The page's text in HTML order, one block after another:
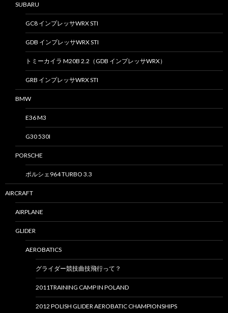
SUBARU
GC8 インプレッサWRX STI
GDB インプレッサWRX STI
トミーカイラ M20B 2.2（GDB インプレッサWRX）
GRB インプレッサWRX STI
BMW
E36 M3
G30 530I
PORSCHE
ポルシェ964 TURBO 3.3
AIRCRAFT
AIRPLANE
GLIDER
AEROBATICS
グライダー競技曲技飛行って？
2011TRAINING CAMP IN POLAND
2012 POLISH GLIDER AEROBATIC CHAMPIONSHIPS